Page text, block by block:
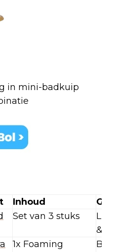
in mini-badkuip
Inhoud
Set van 3 stuks
&
1x Foaming